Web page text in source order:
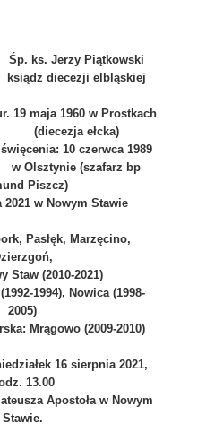
Śp. ks. Jerzy Piątkowski
ksiądz diecezji elbląskiej
19 maja 1960 w Prostkach
(diecezja ełcka)
święcenia: 10 czerwca 1989
w Olsztynie (szafarz bp
Piszcz)
w Nowym Stawie
Pasłęk, Marzęcino,
Staw (2010-2021)
1994), Nowica (1998-
2005)
Mrągowo (2009-2010)
16 sierpnia 2021,
13.00
Apostoła w Nowym
Stawie.